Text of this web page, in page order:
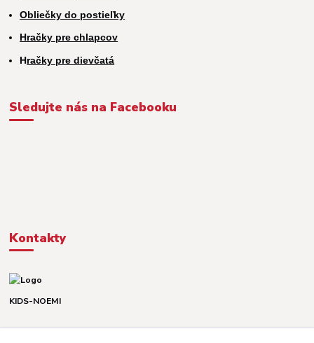
Obliečky do postieľky
Hračky pre chlapcov
Hračky pre dievčatá
Sledujte nás na Facebooku
Kontakty
KIDS-NOEMI